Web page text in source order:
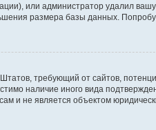
или администратор удалил
размера базы данных.
требующий от сайтов,
наличие иного вида
и не является объектом